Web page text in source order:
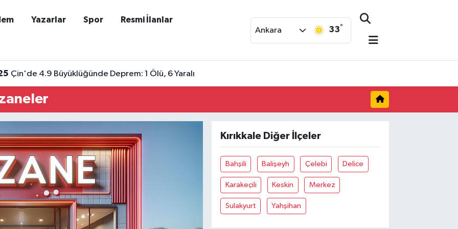
Yazarlar Spor Resmi İlanlar
Ankara 33°
Çin'de 4.9 Büyüklüğünde Deprem: 1 Ölü, 6 Yaralı
Kırıkkale Diğer İlçeler
Bahşili Balişeyh Çelebi Delice
Karakeçili Keskin Merkez
Sulakyurt Yahşihan